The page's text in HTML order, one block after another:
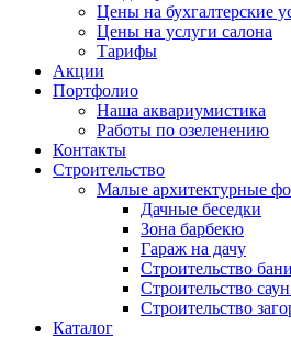
Цены на бухгалтерские
Цены на услуги салона
Тарифы
Акции
Портфолио
Наша аквариумистика
Работы по озеленению
Контакты
Строительство
Малые архитектурные
Дачные беседки
Зона барбекю
Гараж на дачу
Строительство
Строительство
Строительство
Каталог